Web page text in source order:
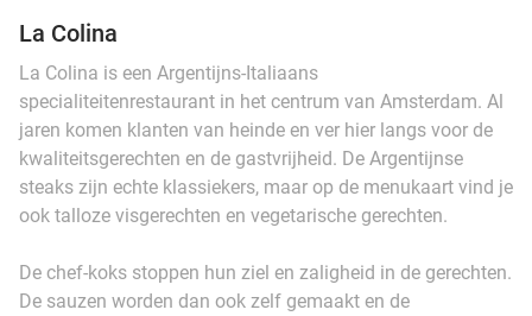
La Colina
La Colina is een Argentijns-Italiaans
specialiteitenrestaurant in het centrum van Amsterdam. Al
jaren komen klanten van heinde en ver hier langs voor de
kwaliteitsgerechten en de gastvrijheid. De Argentijnse
steaks zijn echte klassiekers, maar op de menukaart vind je
ook talloze visgerechten en vegetarische gerechten.
De chef-koks stoppen hun ziel en zaligheid in de gerechten.
De sauzen worden dan ook zelf gemaakt en de